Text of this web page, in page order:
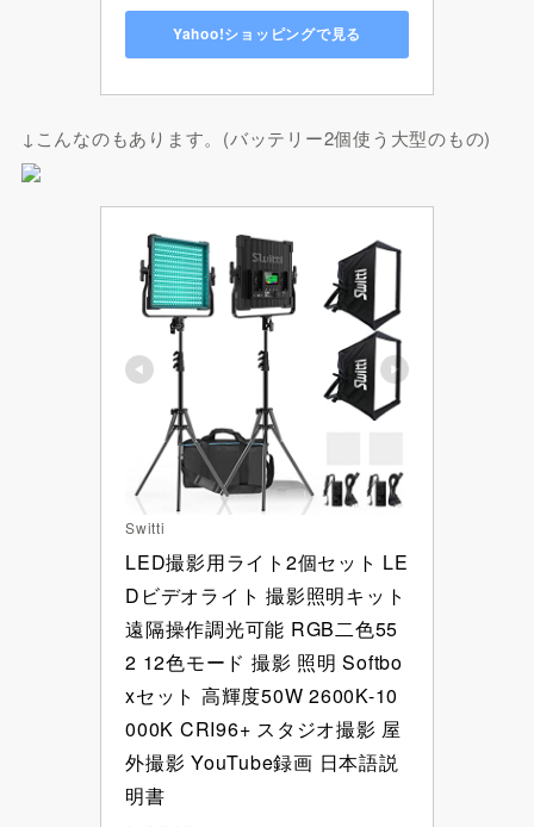
Yahoo!ショッピングで見る
↓こんなのもあります。(バッテリー2個使う大型のもの)
Switti
LED撮影用ライト2個セット LE
Dビデオライト 撮影照明キット
遠隔操作調光可能 RGB二色55
2 12色モード 撮影 照明 Softbo
xセット 高輝度50W 2600K-10
000K CRI96+ スタジオ撮影 屋
外撮影 YouTube録画 日本語説
明書